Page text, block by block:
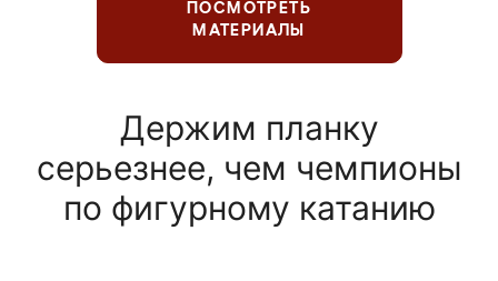
ПОСМОТРЕТЬ
МАТЕРИАЛЫ
Держим планку
серьезнее, чем чемпионы
по фигурному катанию